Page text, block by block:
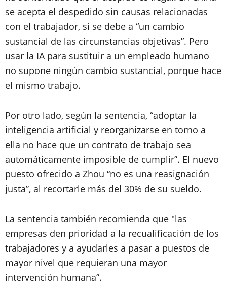
se acepta el despedido sin causas relacionadas
con el trabajador, si se debe a “un cambio
sustancial de las circunstancias objetivas”. Pero
usar la IA para sustituir a un empleado humano
no supone ningún cambio sustancial, porque hace
el mismo trabajo.
Por otro lado, según la sentencia, “adoptar la
inteligencia artificial y reorganizarse en torno a
ella no hace que un contrato de trabajo sea
automáticamente imposible de cumplir”. El nuevo
puesto ofrecido a Zhou “no es una reasignación
justa”, al recortarle más del 30% de su sueldo.
La sentencia también recomienda que "las
empresas den prioridad a la recualificación de los
trabajadores y a ayudarles a pasar a puestos de
mayor nivel que requieran una mayor
intervención humana”.